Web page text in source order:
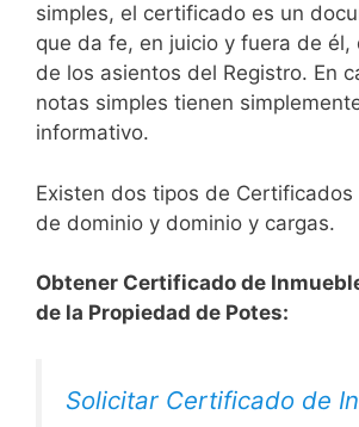
simples, el certificado es un
que da fe, en juicio y fuera de
de los asientos del Registro. En
notas simples tienen
informativo.
Existen dos tipos de Certificados
de dominio y dominio y cargas.
Obtener Certificado de
de la Propiedad de Potes:
Solicitar Certificado de